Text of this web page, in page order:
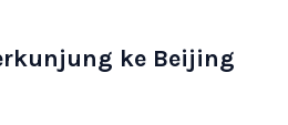
ke Beijing